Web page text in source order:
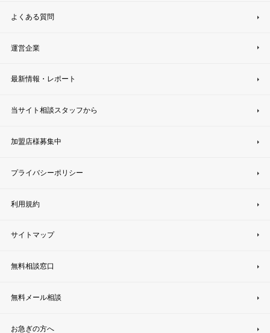
よくある質問
運営企業
最新情報・レポート
当サイト相談スタッフから
加盟店様募集中
プライバシーポリシー
利用規約
サイトマップ
無料相談窓口
無料メール相談
お急ぎの方へ